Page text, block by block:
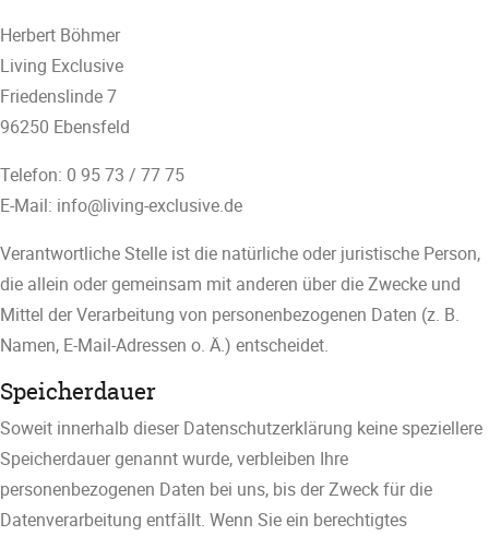
Herbert Böhmer
Living Exclusive
Friedenslinde 7
96250 Ebensfeld
Telefon: 0 95 73 / 77 75
E-Mail: info@living-exclusive.de
Verantwortliche Stelle ist die natürliche oder juristische Person,
die allein oder gemeinsam mit anderen über die Zwecke und
Mittel der Verarbeitung von personenbezogenen Daten (z. B.
Namen, E-Mail-Adressen o. Ä.) entscheidet.
Speicherdauer
Soweit innerhalb dieser Datenschutzerklärung keine speziellere
Speicherdauer genannt wurde, verbleiben Ihre
personenbezogenen Daten bei uns, bis der Zweck für die
Datenverarbeitung entfällt. Wenn Sie ein berechtigtes